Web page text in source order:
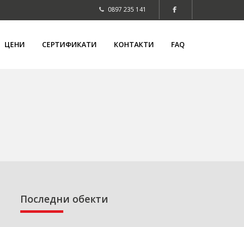
0897 235 141
ЦЕНИ СЕРТИФИКАТИ КОНТАКТИ FAQ
Последни обекти